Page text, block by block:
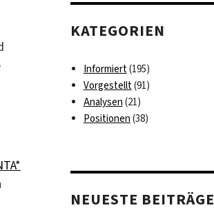
KATEGORIEN
Informiert(195)
Vorgestellt(91)
Analysen (21)
Positionen (38)
NEUESTE BEITRÄGE